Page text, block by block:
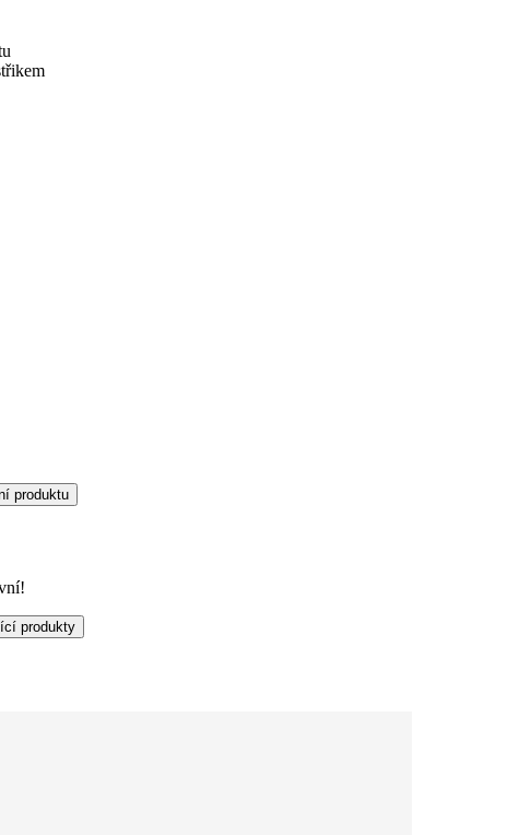
produktu
produkty